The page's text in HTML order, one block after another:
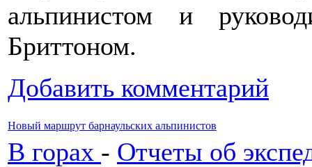
альпинистом и
Бриттоном.
Добавить комментарий
Новый маршрут барнаульских альпинистов
В горах - Отчеты об